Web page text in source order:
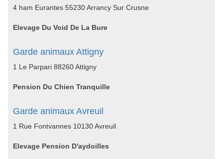
4 ham Eurantes 55230 Arrancy Sur Crusne
Elevage Du Void De La Bure
Garde animaux Attigny
1 Le Parpari 88260 Attigny
Pension Du Chien Tranquille
Garde animaux Avreuil
1 Rue Fontvannes 10130 Avreuil
Elevage Pension D'aydoilles